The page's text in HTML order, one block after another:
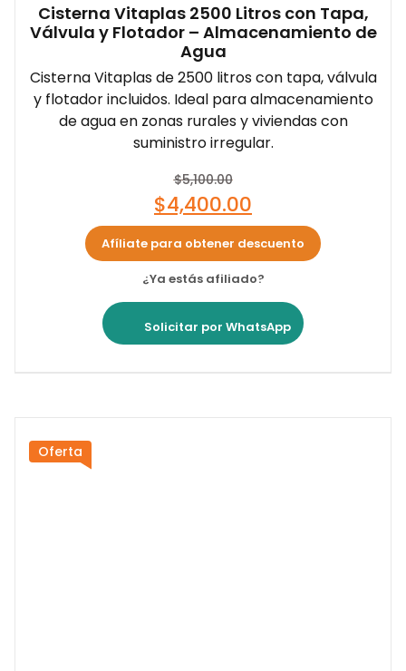
Cisterna Vitaplas 2500 Litros con Tapa,
Válvula y Flotador – Almacenamiento de
Agua
Cisterna Vitaplas de 2500 litros con tapa, válvula
y flotador incluidos. Ideal para almacenamiento
de agua en zonas rurales y viviendas con
suministro irregular.
$5,100.00
$4,400.00
Afíliate para obtener descuento
¿Ya estás afiliado?
Solicitar por WhatsApp
Oferta